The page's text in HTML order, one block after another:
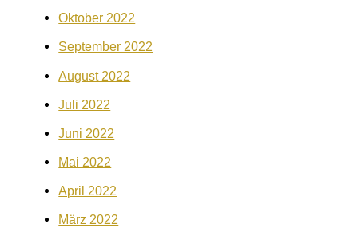
Oktober 2022
September 2022
August 2022
Juli 2022
Juni 2022
Mai 2022
April 2022
März 2022